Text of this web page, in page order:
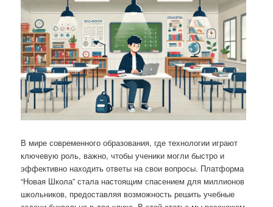
В мире современного образования, где технологии играют
ключевую роль, важно, чтобы ученики могли быстро и
эффективно находить ответы на свои вопросы. Платформа
“Новая Школа” стала настоящим спасением для миллионов
школьников, предоставляя возможность решить учебные